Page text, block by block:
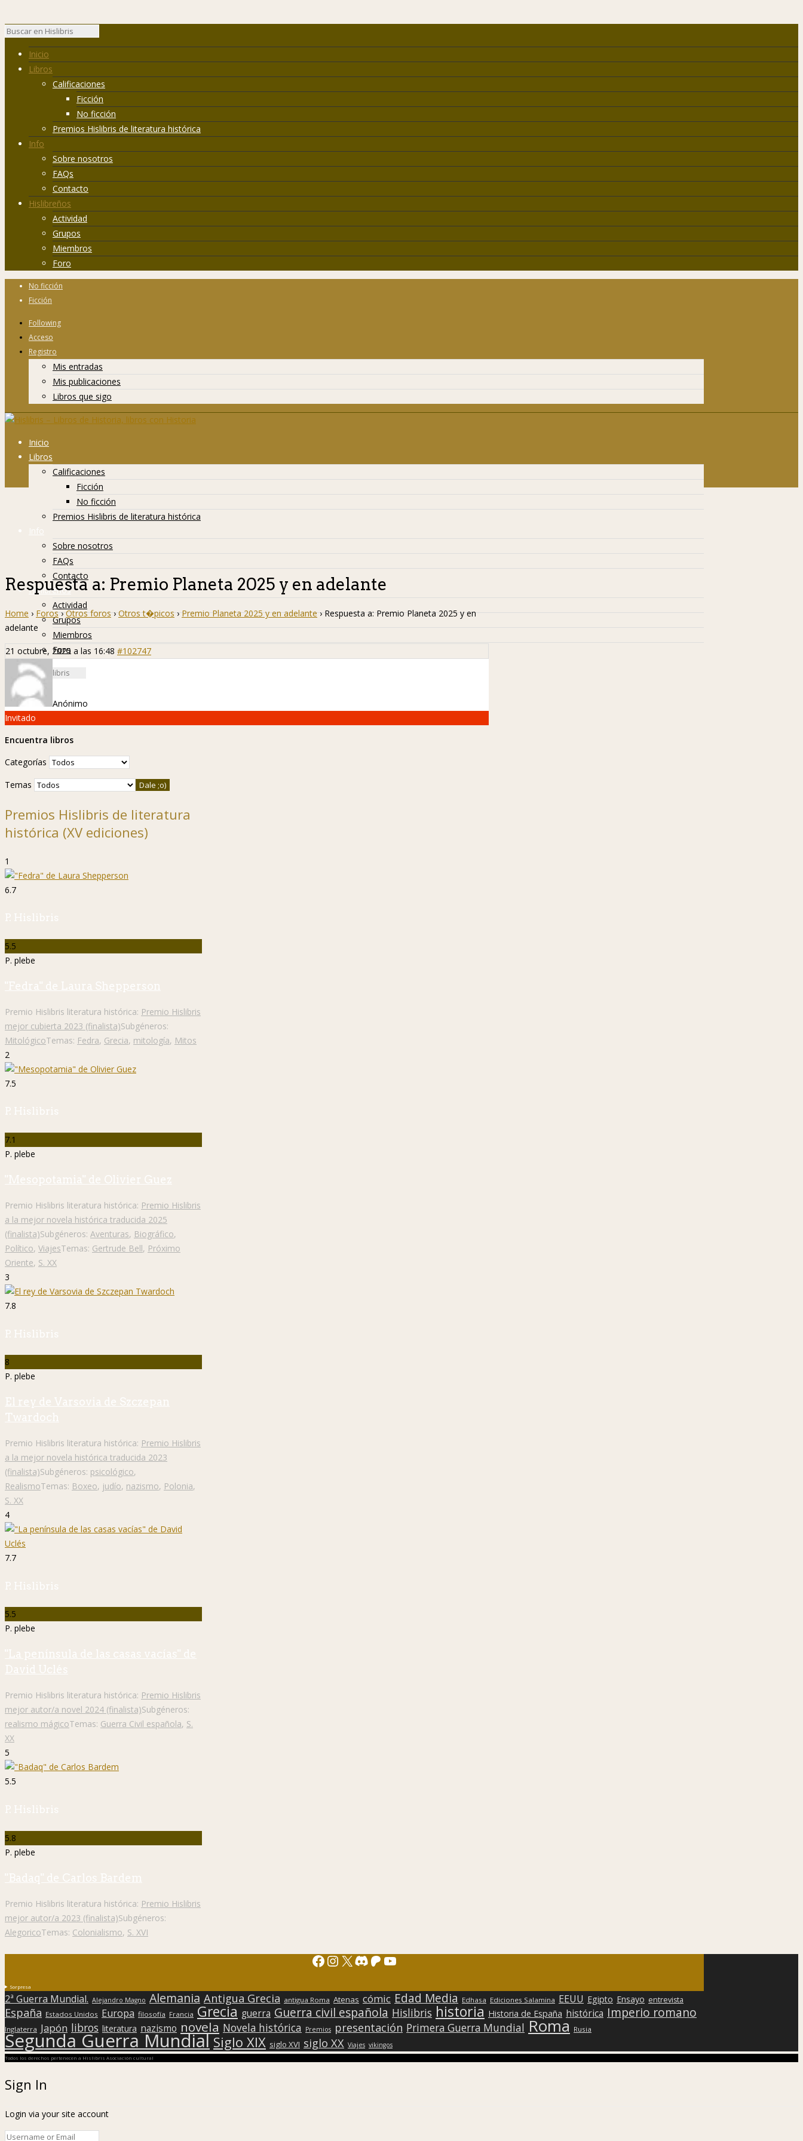
Inicio
Libros
Calificaciones
Ficción
No ficción
Premios Hislibris de literatura histórica
Info
Sobre nosotros
FAQs
Contacto
Hislibreños
Actividad
Grupos
Miembros
Foro
No ficción
Ficción
Following
Acceso
Registro
Mis entradas
Mis publicaciones
Libros que sigo
Inicio
Libros
Calificaciones
Ficción
No ficción
Premios Hislibris de literatura histórica
Info
Sobre nosotros
FAQs
Contacto
Hislibreños
Actividad
Grupos
Miembros
Foro
Respuesta a: Premio Planeta 2025 y en adelante
Home › Foros › Otros foros › Otros t�picos › Premio Planeta 2025 y en adelante › Respuesta a: Premio Planeta 2025 y en
adelante
21 octubre, 2025 a las 16:48 #102747
Anónimo
Invitado
Encuentra libros
Categorías
Temas
Premios Hislibris de literatura
histórica (XV ediciones)
1
6.7
P. Hislibris
5.5
P. plebe
"Fedra" de Laura Shepperson
Premio Hislibris literatura histórica: Premio Hislibris
mejor cubierta 2023 (finalista)Subgéneros:
MitológicoTemas: Fedra, Grecia, mitología, Mitos
2
7.5
P. Hislibris
7.1
P. plebe
"Mesopotamia" de Olivier Guez
Premio Hislibris literatura histórica: Premio Hislibris
a la mejor novela histórica traducida 2025
(finalista)Subgéneros: Aventuras, Biográfico,
Político, ViajesTemas: Gertrude Bell, Próximo
Oriente, S. XX
3
7.8
P. Hislibris
8
P. plebe
El rey de Varsovia de Szczepan
Twardoch
Premio Hislibris literatura histórica: Premio Hislibris
a la mejor novela histórica traducida 2023
(finalista)Subgéneros: psicológico,
RealismoTemas: Boxeo, judío, nazismo, Polonia,
S. XX
4
7.7
P. Hislibris
5.5
P. plebe
"La península de las casas vacías" de
David Uclés
Premio Hislibris literatura histórica: Premio Hislibris
mejor autor/a novel 2024 (finalista)Subgéneros:
realismo mágicoTemas: Guerra Civil española, S.
XX
5
5.5
P. Hislibris
5.8
P. plebe
"Badaq" de Carlos Bardem
Premio Hislibris literatura histórica: Premio Hislibris
mejor autor/a 2023 (finalista)Subgéneros:
AlegoricoTemas: Colonialismo, S. XVI
Facebook
Instagram
X Discord
Patreon
YouTube
Sorpresa
2ª Guerra Mundial. Alejandro Magno Alemania Antigua Grecia antigua Roma Atenas cómic Edad Media Edhasa Ediciones Salamina EEUU Egipto Ensayo entrevista
España Estados Unidos Europa filosofía Francia Grecia guerra Guerra civil española Hislibris historia Historia de España histórica Imperio romano
Inglaterra Japón libros literatura nazismo novela Novela histórica Premios presentación Primera Guerra Mundial Roma Rusia
Segunda Guerra Mundial Siglo XIX siglo XVI siglo XX Viajes vikingos
Todos los derechos pertenecen a Hislibris Asociación cultural
Sign In
Login via your site account